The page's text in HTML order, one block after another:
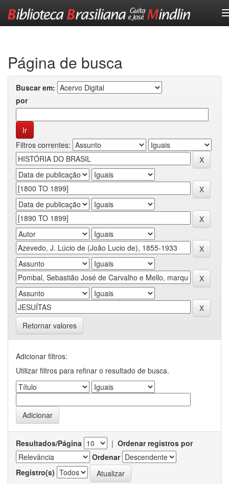
Página de busca
Buscar em:
por
Filtros correntes:
Retornar valores
Adicionar filtros:
Utilizar filtros para refinar o resultado de busca.
Resultados/Página | Ordenar registros por
Ordenar
Registro(s)